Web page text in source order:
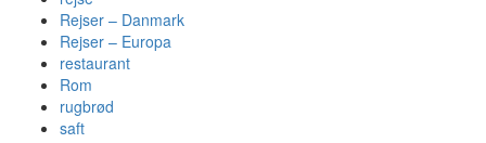
Rejser – Danmark
Rejser – Europa
restaurant
Rom
rugbrød
saft